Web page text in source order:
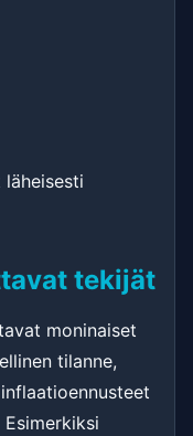
tekijät
moninaiset
tilanne,